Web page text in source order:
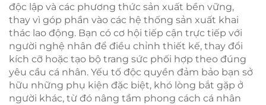
độc lập và các phương thức sản xuất bền vững,
thay vì góp phần vào các hệ thống sản xuất khai
thác lao động. Bạn có cơ hội tiếp cận trực tiếp với
người nghệ nhân để điều chỉnh thiết kế, thay đổi
kích cỡ hoặc tạo bộ trang sức phối hợp theo đúng
yêu cầu cá nhân. Yếu tố độc quyền đảm bảo bạn sở
hữu những phụ kiện đặc biệt, khó lòng bắt gặp ở
người khác, từ đó nâng tầm phong cách cá nhân